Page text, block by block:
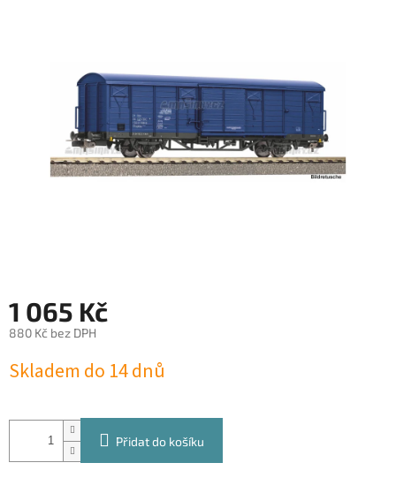
hvězdiček.
1 065 Kč
880 Kč bez DPH
cena:
Skladem do 14 dnů
Přidat do košíku